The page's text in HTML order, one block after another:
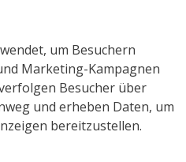
um Besuchern
Marketing-Kampagnen
Besucher über
und erheben Daten, um
bereitzustellen.